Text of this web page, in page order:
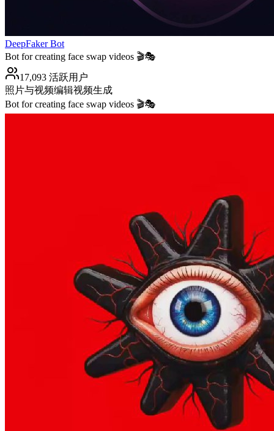
DeepFaker Bot
Bot for creating face swap videos 🎬🎭
17,093 活跃用户
照片与视频编辑视频生成
Bot for creating face swap videos 🎬🎭